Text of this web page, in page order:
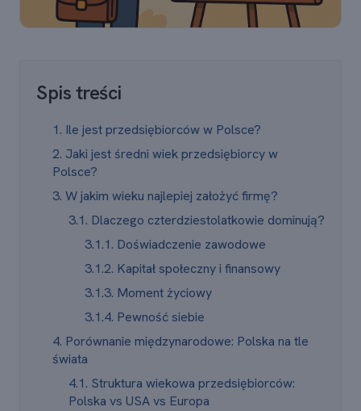
Spis treści
1. Ile jest przedsiębiorców w Polsce?
2. Jaki jest średni wiek przedsiębiorcy w
Polsce?
3. W jakim wieku najlepiej założyć firmę?
3.1. Dlaczego czterdziestolatkowie dominują?
3.1.1. Doświadczenie zawodowe
3.1.2. Kapitał społeczny i finansowy
3.1.3. Moment życiowy
3.1.4. Pewność siebie
4. Porównanie międzynarodowe: Polska na tle
świata
4.1. Struktura wiekowa przedsiębiorców:
Polska vs USA vs Europa